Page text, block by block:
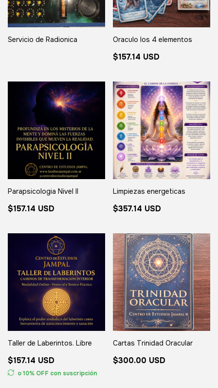
Servicio de Radionica Oraculo los 4 elementos
$157.14 USD
Parapsicologia Nivel II
$157.14 USD
Limpiezas energeticas
$357.14 USD
Taller de Laberintos. Libre
$157.14 USD
o 10% OFF con suscripción
Cartas Trinidad Oracular
$300.00 USD